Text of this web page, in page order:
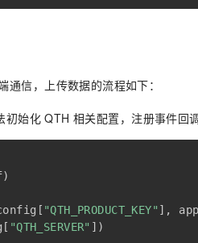
信，上传数据的流程如下：
初始化 QTH 相关配置，注册事件回调
)
[ "QTH_PRODUCT_KEY" ] , app
[ "QTH_SERVER" ] )